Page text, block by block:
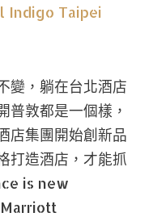
變，躺在台北酒店
普敦都是一個樣，
店集團開始創新品
打造酒店，才能抓
is new